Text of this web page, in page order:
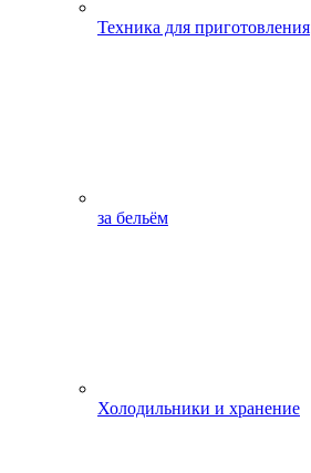
Техника для приготовления
за бельём
Холодильники и хранение